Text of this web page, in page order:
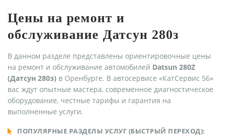
Цены на ремонт и
обслуживание Датсун 280з
В данном разделе представлены ориентировочные цены
на ремонт и обслуживание автомобилей Datsun 280Z
(Датсун 280з) в Оренбурге. В автосервисе «КатСервис 56»
вас ждут опытные мастера, современное диагностическое
оборудование, честные тарифы и гарантия на
выполненные услуги.
ПОПУЛЯРНЫЕ РАЗДЕЛЫ УСЛУГ (БЫСТРЫЙ ПЕРЕХОД):